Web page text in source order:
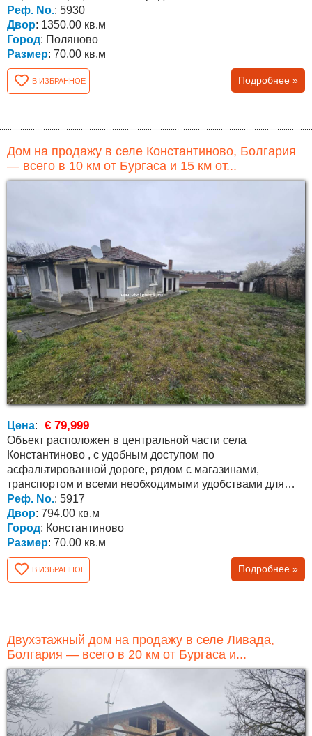
города...
Реф. No.: 5930
Двор: 1350.00 кв.м
Город: Поляново
Размер: 70.00 кв.м
В ИЗБРАННОЕ Подробнее »
Дом на продажу в селе Константиново, Болгария
— всего в 10 км от Бургаса и 15 км от...
Цена: € 79,999
Объект расположен в центральной части села
Константиново , с удобным доступом по
асфальтированной дороге, рядом с магазинами,
транспортом и всеми необходимыми удобствами для
постоянного проживания....
Реф. No.: 5917
Двор: 794.00 кв.м
Город: Константиново
Размер: 70.00 кв.м
В ИЗБРАННОЕ Подробнее »
Двухэтажный дом на продажу в селе Ливада,
Болгария — всего в 20 км от Бургаса и...